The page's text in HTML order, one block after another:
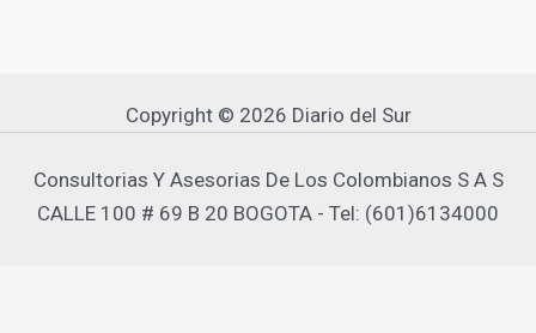
Copyright © 2026 Diario del Sur
Consultorias Y Asesorias De Los Colombianos S A S
CALLE 100 # 69 B 20 BOGOTA - Tel: (601)6134000